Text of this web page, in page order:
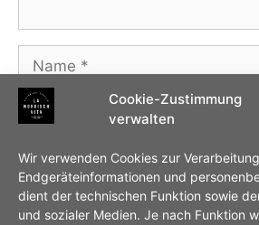
Cookie-Zustimmung
verwalten
Wir verwenden Cookies zur
Endgeräteinformationen und
dient der technischen Funktion sowie
und sozialer Medien. Je nach Funktion
E-
Mail-
Adresse
Website
Name, E-Mail-Adresse und